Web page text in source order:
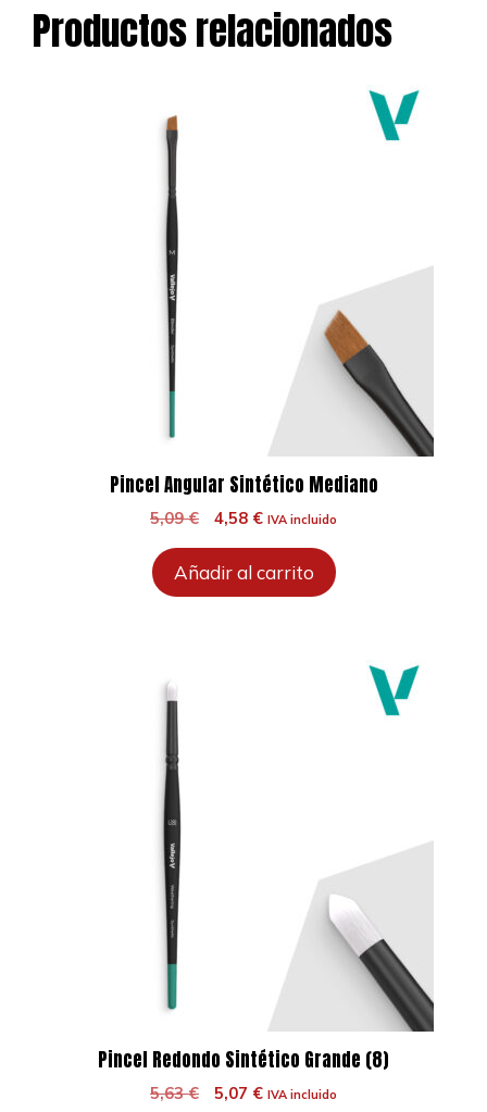
Productos relacionados
Pincel Angular Sintético Mediano
5,09€
El
original
era:
4,58 €El
actual
es:
IVA incluido
Añadir al carrito
Pincel Redondo Sintético Grande (8)
5,63€
El
5,07 €ElIVA incluido